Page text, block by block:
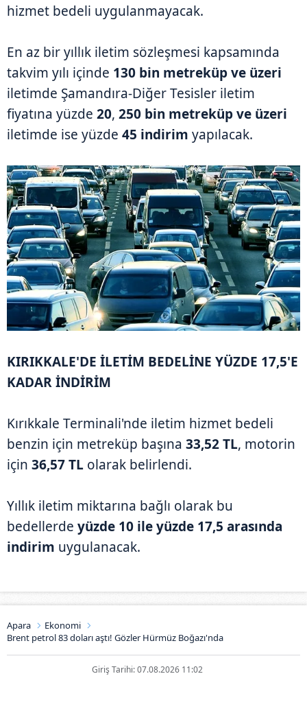
hizmet bedeli uygulanmayacak.
En az bir yıllık iletim sözleşmesi kapsamında
takvim yılı içinde 130 bin metreküp ve üzeri
iletimde Şamandıra-Diğer Tesisler iletim
fiyatına yüzde 20, 250 bin metreküp ve üzeri
iletimde ise yüzde 45 indirim yapılacak.
KIRIKKALE'DE İLETİM BEDELİNE YÜZDE 17,5'E
KADAR İNDİRİM
Kırıkkale Terminali'nde iletim hizmet bedeli
benzin için metreküp başına 33,52 TL, motorin
için 36,57 TL olarak belirlendi.
Yıllık iletim miktarına bağlı olarak bu
bedellerde yüzde 10 ile yüzde 17,5 arasında
indirim uygulanacak.
Apara
Ekonomi
Brent petrol 83 doları aştı! Gözler Hürmüz Boğazı'nda
Giriş Tarihi: 07.08.2026 11:02